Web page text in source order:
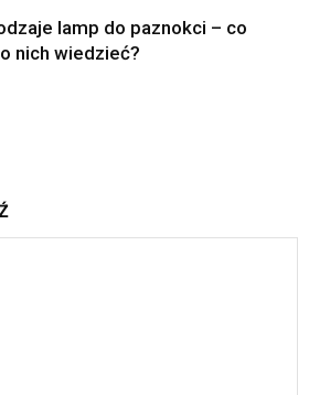
lamp do paznokci – co
nich wiedzieć?